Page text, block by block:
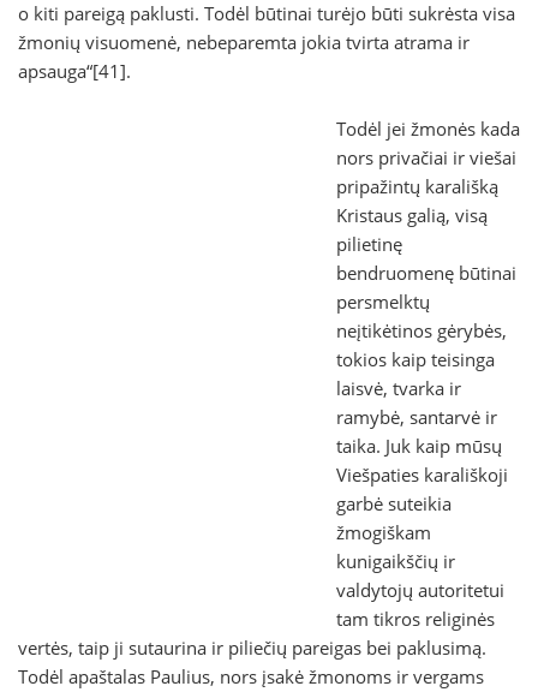
o kiti pareigą paklusti. Todėl būtinai turėjo būti sukrėsta visa
žmonių visuomenė, nebeparemta jokia tvirta atrama ir
apsauga“[41].
Todėl jei žmonės kada
nors privačiai ir viešai
pripažintų karališką
Kristaus galią, visą
pilietinę
bendruomenę būtinai
persmelktų
neįtikėtinos gėrybės,
tokios kaip teisinga
laisvė, tvarka ir
ramybė, santarvė ir
taika. Juk kaip mūsų
Viešpaties karališkoji
garbė suteikia
žmogiškam
kunigaikščių ir
valdytojų autoritetui
tam tikros religinės
vertės, taip ji sutaurina ir piliečių pareigas bei paklusimą.
Todėl apaštalas Paulius, nors įsakė žmonoms ir vergams